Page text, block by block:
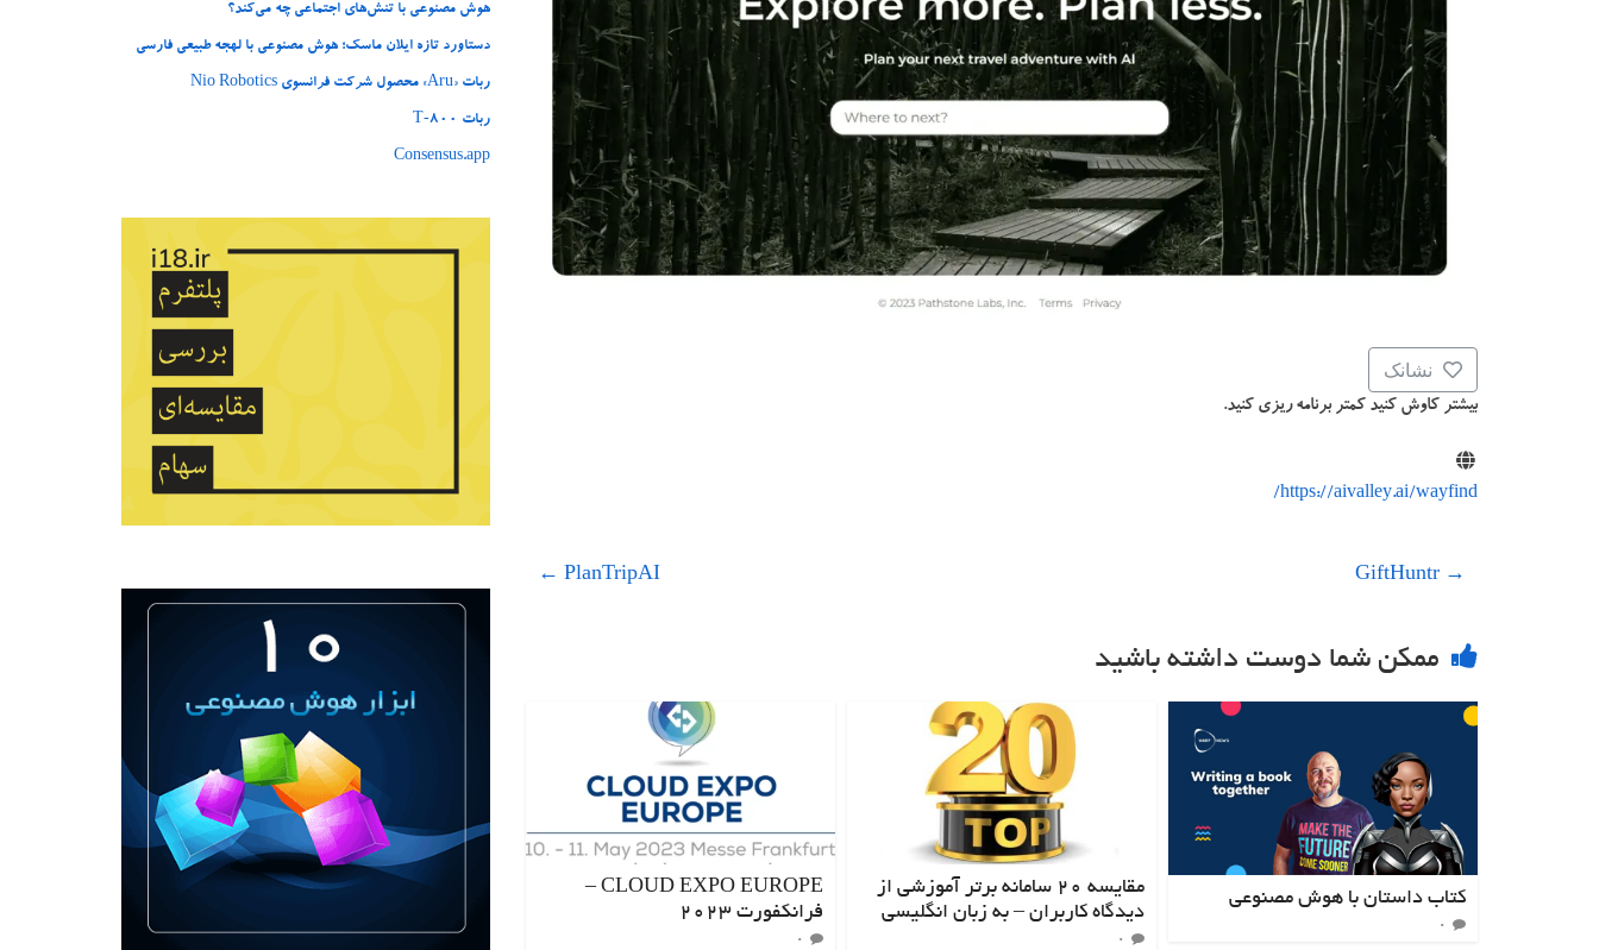
نشانک
بیشتر کاوش کنید کمتر برنامه ریزی کنید.
https://aivalley.ai/wayfind/
→
PlanTripAI
←
ممکن شما دوست داشته باشید
کتاب داستان با هوش مصنوعی
۰
مقایسه ۲۰ سامانه برتر آموزشی از
دیدگاه کاربران – به زبان انگلیسی
۰
CLOUD EXPO EUROPE –
فرانکفورت 2023
۰
هوش مصنوعی با تنش‌های اجتماعی چه می‌کند؟
دستاورد تازه ایلان ماسک؛ هوش مصنوعی با لهجه طبیعی فارسی
ربات «Aru» محصول شرکت فرانسوی Nio Robotics
ربات T‑800
Consensus.app